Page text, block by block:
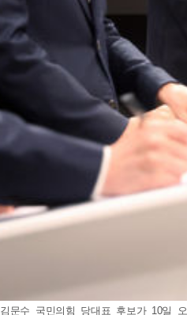
문수 국민의힘 당대표 후보가 10일